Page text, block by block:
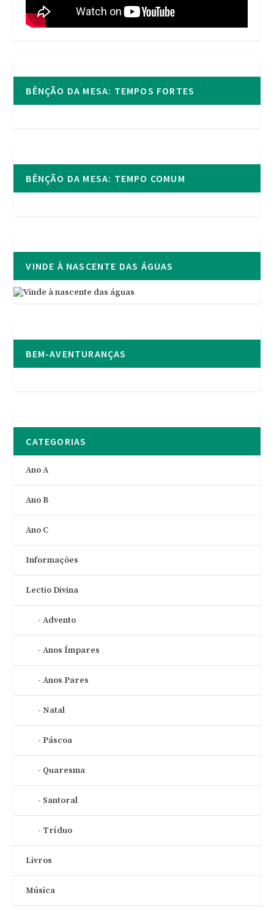
BÊNÇÃO DA MESA: TEMPOS FORTES
BÊNÇÃO DA MESA: TEMPO COMUM
VINDE À NASCENTE DAS ÁGUAS
BEM-AVENTURANÇAS
CATEGORIAS
Ano A
Ano B
Ano C
Informações
Lectio Divina
Advento
Anos Ímpares
Anos Pares
Natal
Páscoa
Quaresma
Santoral
Tríduo
Livros
Música